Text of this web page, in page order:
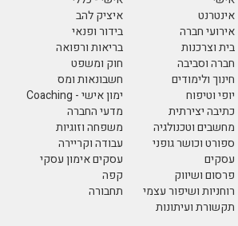
אינטרנט
איציק להב
אירועי חברה
בידור ופנאי
בית וצרכנות
בריאות ורפואה
חברה וסביבה
חוק ומשפט
חינוך ולימודים
חשבונאות ומס
יופי וטיפוח
ימון אישי - Coaching
כתיבה יצירתית
מדעי החברה
מחשבים וטכנולגיה
משפחה וזוגיות
ספורט וכושר גופני
עבודה וקריירה
עסקים
עסקים אימון עסקי
פרסום ושיווק
קפה
רוחניות ושיפור עצמי
תחבורה
תקשורת ועיתונות